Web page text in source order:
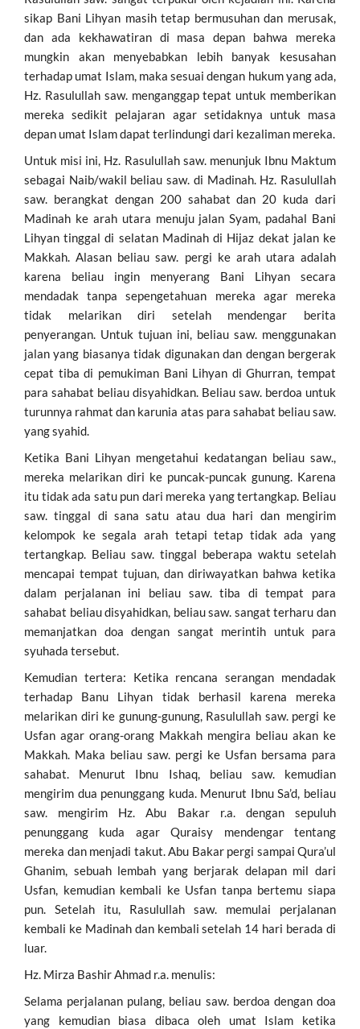
sikap Bani Lihyan masih tetap bermusuhan dan merusak,
dan ada kekhawatiran di masa depan bahwa mereka
mungkin akan menyebabkan lebih banyak kesusahan
terhadap umat Islam, maka sesuai dengan hukum yang ada,
Hz. Rasulullah saw. menganggap tepat untuk memberikan
mereka sedikit pelajaran agar setidaknya untuk masa
depan umat Islam dapat terlindungi dari kezaliman mereka.
Untuk misi ini, Hz. Rasulullah saw. menunjuk Ibnu Maktum
sebagai Naib/wakil beliau saw. di Madinah. Hz. Rasulullah
saw. berangkat dengan 200 sahabat dan 20 kuda dari
Madinah ke arah utara menuju jalan Syam, padahal Bani
Lihyan tinggal di selatan Madinah di Hijaz dekat jalan ke
Makkah. Alasan beliau saw. pergi ke arah utara adalah
karena beliau ingin menyerang Bani Lihyan secara
mendadak tanpa sepengetahuan mereka agar mereka
tidak melarikan diri setelah mendengar berita
penyerangan. Untuk tujuan ini, beliau saw. menggunakan
jalan yang biasanya tidak digunakan dan dengan bergerak
cepat tiba di pemukiman Bani Lihyan di Ghurran, tempat
para sahabat beliau disyahidkan. Beliau saw. berdoa untuk
turunnya rahmat dan karunia atas para sahabat beliau saw.
yang syahid.
Ketika Bani Lihyan mengetahui kedatangan beliau saw.,
mereka melarikan diri ke puncak-puncak gunung. Karena
itu tidak ada satu pun dari mereka yang tertangkap. Beliau
saw. tinggal di sana satu atau dua hari dan mengirim
kelompok ke segala arah tetapi tetap tidak ada yang
tertangkap. Beliau saw. tinggal beberapa waktu setelah
mencapai tempat tujuan, dan diriwayatkan bahwa ketika
dalam perjalanan ini beliau saw. tiba di tempat para
sahabat beliau disyahidkan, beliau saw. sangat terharu dan
memanjatkan doa dengan sangat merintih untuk para
syuhada tersebut.
Kemudian tertera: Ketika rencana serangan mendadak
terhadap Banu Lihyan tidak berhasil karena mereka
melarikan diri ke gunung-gunung, Rasulullah saw. pergi ke
Usfan agar orang-orang Makkah mengira beliau akan ke
Makkah. Maka beliau saw. pergi ke Usfan bersama para
sahabat. Menurut Ibnu Ishaq, beliau saw. kemudian
mengirim dua penunggang kuda. Menurut Ibnu Sa’d, beliau
saw. mengirim Hz. Abu Bakar r.a. dengan sepuluh
penunggang kuda agar Quraisy mendengar tentang
mereka dan menjadi takut. Abu Bakar pergi sampai Qura’ul
Ghanim, sebuah lembah yang berjarak delapan mil dari
Usfan, kemudian kembali ke Usfan tanpa bertemu siapa
pun. Setelah itu, Rasulullah saw. memulai perjalanan
kembali ke Madinah dan kembali setelah 14 hari berada di
luar.
Hz. Mirza Bashir Ahmad r.a. menulis:
Selama perjalanan pulang, beliau saw. berdoa dengan doa
yang kemudian biasa dibaca oleh umat Islam ketika